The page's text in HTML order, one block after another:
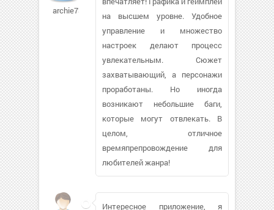
archie7397
на высшем уровне. Удобное
управление и множество
настроек делают процесс
увлекательным. Сюжет
захватывающий, а персонажи
проработаны. Но иногда
возникают небольшие баги,
которые могут отвлекать. В
целом, отличное
времяпрепровождение для
любителей жанра!
Интересное приложение, я